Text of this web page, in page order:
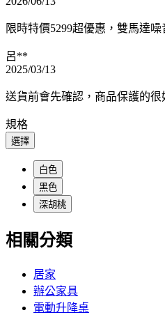
限時特價5299超優惠，雙馬達
呂**
2025/03/13
送貨前會先確認，商品保護的很
規格
選擇
白色
黑色
深胡桃
相關分類
居家
辦公家具
電動升降桌